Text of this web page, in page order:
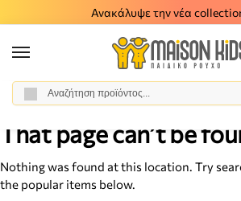
Ανακάλυψε την νέα
Αρχική σελίδα / Σφάλμα 404
That page can’t be
Nothing was found at this location. Try
the popular items below.